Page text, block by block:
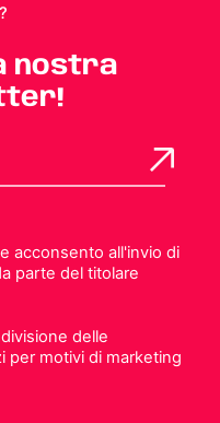
nostra
acconsento all'invio di
parte del titolare
delle
per motivi di marketing